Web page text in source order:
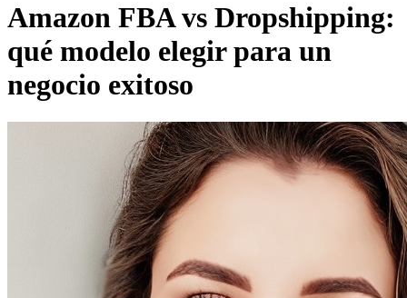
Amazon FBA vs Dropshipping:
qué modelo elegir para un
negocio exitoso